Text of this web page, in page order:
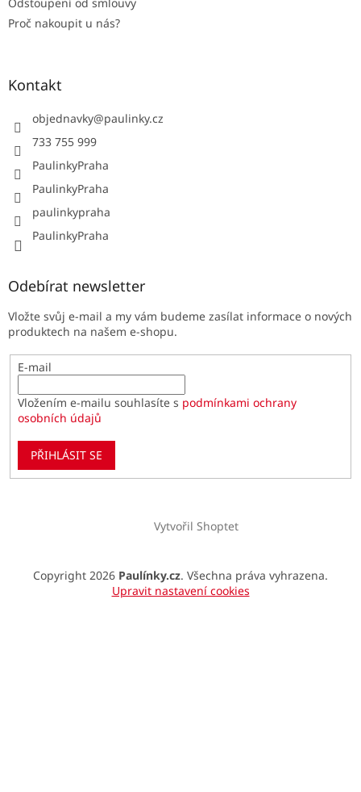
Proč nakoupit u nás?
Kontakt
objednavky@paulinky.cz
733 755 999
PaulinkyPraha
PaulinkyPraha
paulinkypraha
PaulinkyPraha
Odebírat newsletter
Vložte svůj e-mail a my vám budeme zasílat informace o nových
produktech na našem e-shopu.
E-mail
Vložením e-mailu souhlasíte s podmínkami ochrany
osobních údajů
PŘIHLÁSIT SE
Vytvořil Shoptet
Copyright 2026 Paulínky.cz. Všechna práva vyhrazena.
Upravit nastavení cookies